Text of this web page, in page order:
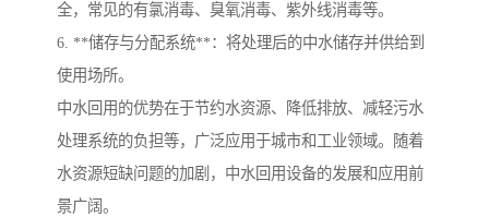
全，常见的有氯消毒、臭氧消毒、紫外线消毒等。
6. **储存与分配系统**：将处理后的中水储存并供给到
使用场所。
中水回用的优势在于节约水资源、降低排放、减轻污水
处理系统的负担等，广泛应用于城市和工业领域。随着
水资源短缺问题的加剧，中水回用设备的发展和应用前
景广阔。